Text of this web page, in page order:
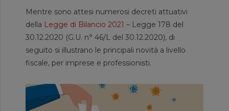
Mentre sono attesi numerosi decreti attuativi
della Legge di Bilancio 2021 – Legge 178 del
30.12.2020 (G.U. n° 46/L del 30.12.2020), di
seguito si illustrano le principali novità a livello
fiscale, per imprese e professionisti.